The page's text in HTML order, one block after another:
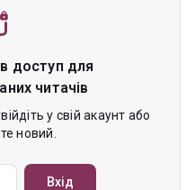
доступ для
читачів
у свій акаунт або
новий.
Вхід